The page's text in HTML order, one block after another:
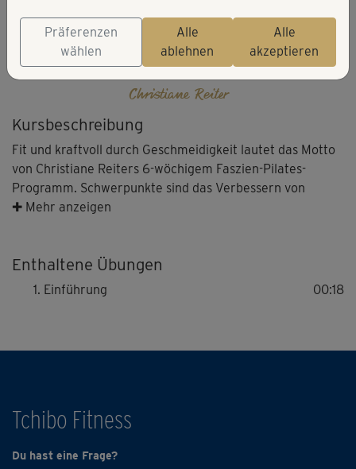
Kursbeschreibung
Fit und kraftvoll durch Geschmeidigkeit lautet das Motto
von Christiane Reiters 6-wöchigem Faszien-Pilates-
Programm. Schwerpunkte sind das Verbessern von
Körperwahrnehmung und Beweglichkeit, wovon
funktionellen Einheiten – für alle Altersgruppen und
Fitnesslevel.
✚ Mehr anzeigen
Enthaltene Übungen
Einführung 00:18
Christiane Reiter
Tchibo Fitness
Du hast eine Frage?
Präferenzen
wählen
Alle
ablehnen
Alle
akzeptieren